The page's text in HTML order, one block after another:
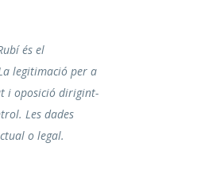
és el
legitimació per a
i oposició dirigint-
Les dades
o legal.